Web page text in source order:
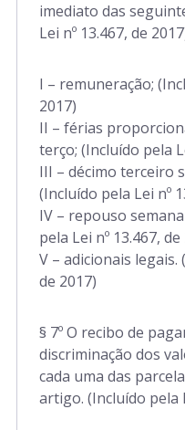
imediato das
Lei nº 13.467, de
I – remuneração;
2017)
II – férias
terço; (Incluído pela
III – décimo terceiro
(Incluído pela Lei nº
IV – repouso
pela Lei nº 13.467, de
V – adicionais legais.
de 2017)
§ 7º O recibo de
discriminação dos
cada uma das
artigo. (Incluído pela